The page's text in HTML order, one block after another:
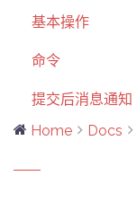
基本操作
命令
提交后消息通知
Home
Docs